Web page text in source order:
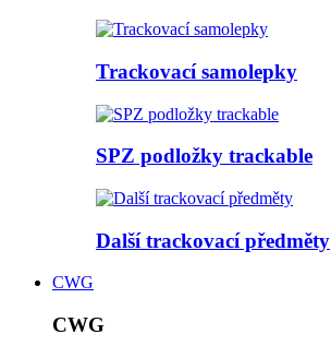
Trackovací samolepky
SPZ podložky trackable
Další trackovací předměty
CWG
CWG